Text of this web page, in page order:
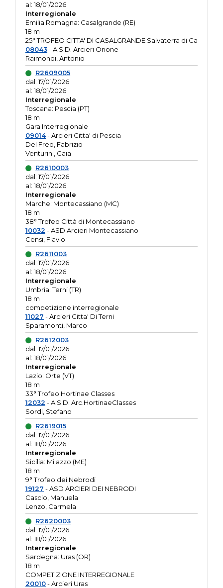
al: 18/01/2026
Interregionale
Emilia Romagna: Casalgrande (RE)
18 m
25° TROFEO CITTA' DI CASALGRANDE Salvaterra di Ca
08043- A.S.D. Arcieri Orione
Raimondi, Antonio
R2609005
dal: 17/01/2026
al: 18/01/2026
Interregionale
Toscana: Pescia (PT)
18 m
Gara Interregionale
09014- Arcieri Citta' di Pescia
Del Freo, Fabrizio
Venturini, Gaia
R2610003
dal: 17/01/2026
al: 18/01/2026
Interregionale
Marche: Montecassiano (MC)
18 m
38° Trofeo Città di Montecassiano
10032 - ASD Arcieri Montecassiano
Censi, Flavio
R2611003
dal: 17/01/2026
al: 18/01/2026
Interregionale
Umbria: Terni (TR)
18 m
competizione interregionale
11027 - Arcieri Citta' Di Terni
Sparamonti, Marco
R2612003
dal: 17/01/2026
al: 18/01/2026
Interregionale
Lazio: Orte (VT)
18 m
33° Trofeo Hortinae Classes
12032 - A.S.D. Arc.HortinaeClasses
Sordi, Stefano
R2619015
dal: 17/01/2026
al: 18/01/2026
Interregionale
Sicilia: Milazzo (ME)
18 m
9° Trofeo dei Nebrodi
19127 - ASD ARCIERI DEI NEBRODI
Cascio, Manuela
Lenzo, Carmela
R2620003
dal: 17/01/2026
al: 18/01/2026
Interregionale
Sardegna: Uras (OR)
18 m
COMPETIZIONE INTERREGIONALE
20010- Arcieri Uras